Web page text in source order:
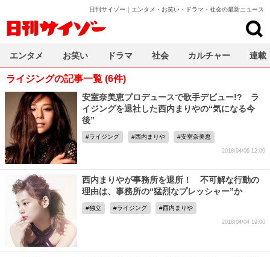
日刊サイゾー｜エンタメ・お笑い・ドラマ・社会の最新ニュース
ライジングの記事一覧 (6件)
安室奈美恵プロデュースで歌手デビュー!? ラ
イジングを退社した西内まりやの“気になる今
後”
ライジング 西内まりや 安室奈美恵
2018/04/06 12:00
西内まりやが事務所を退所！ 不可解な行動の
理由は、事務所の“猛烈なプレッシャー”か
独立 ライジング 西内まりや
2018/04/04 19:00
エンタメ お笑い ドラマ 社会 カルチャー 連載